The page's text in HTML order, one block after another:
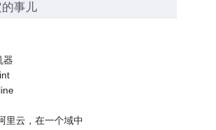
事儿
器
里云，在一个域中